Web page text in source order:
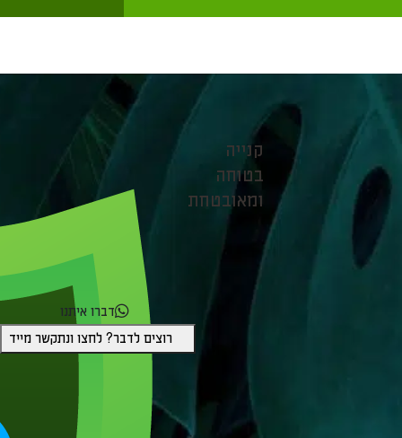
קנייה
בטוחה
ומאובטחת
דברו איתנו
רוצים לדבר? לחצו ונתקשר מייד